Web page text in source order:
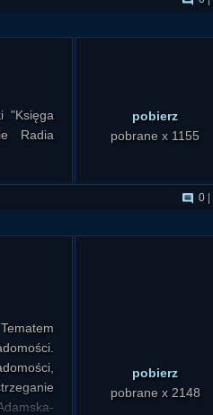
"Księga
Radia
pobierz
pobrane x 1155
0
pobierz
pobrane x 2148